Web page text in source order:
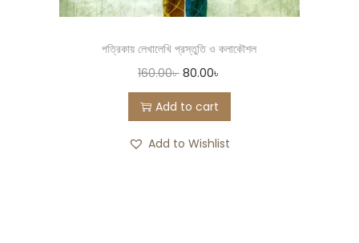
পত্রিকায় লেখালেখি প্রস্তুতি ও কলাকৌশল
160.00৳ 80.00৳
Add to cart
Add to Wishlist